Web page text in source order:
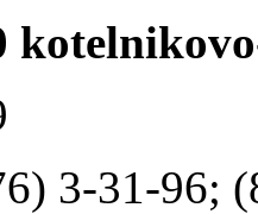
3-31-96;